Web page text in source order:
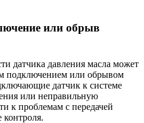
или обрыв
датчика давления масла может
подключением или обрывом
датчик к системе
или неправильную
к проблемам с передачей
контроля.